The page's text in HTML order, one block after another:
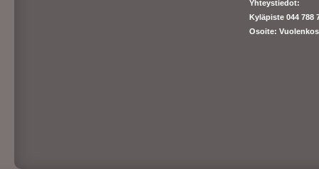
Yhteystiedot:
Kyläpiste 044 788
Osoite: